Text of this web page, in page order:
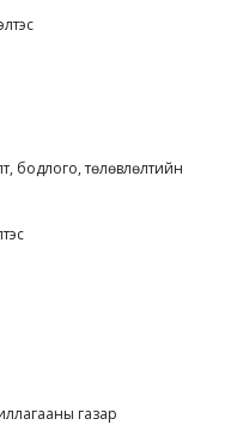
бодлого, төлөвлөлтийн
газар